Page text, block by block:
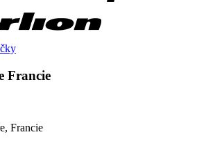
Francie
Francie